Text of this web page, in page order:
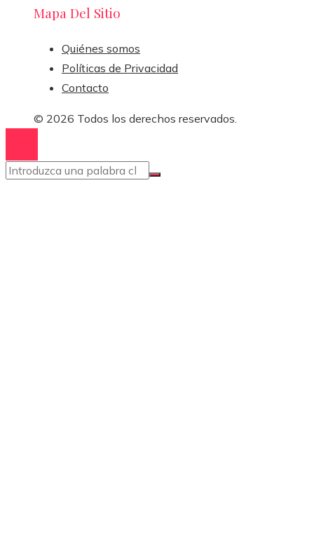
Mapa Del Sitio
Quiénes somos
Políticas de Privacidad
Contacto
© 2026 Todos los derechos reservados.